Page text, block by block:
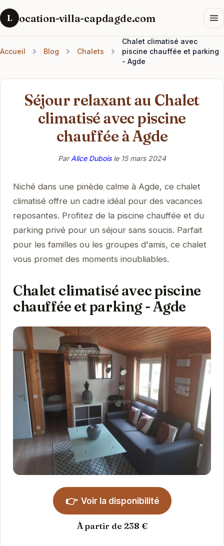
L ocation-villa-capdagde.com
Accueil Blog Chalets
Chalet climatisé avec
piscine chauffée et parking
- Agde
Séjour relaxant au Chalet
climatisé avec piscine
chauffée à Agde
ParAlice Duboisle 15 mars 2024
Niché dans une pinède calme à Agde, ce chalet
climatisé offre un cadre idéal pour des vacances
reposantes. Profitez de la piscine chauffée et du
parking privé pour un séjour sans soucis. Parfait
pour les familles ou les groupes d'amis, ce chalet
vous promet des moments inoubliables.
Chalet climatisé avec piscine
chauffée et parking - Agde
👉 Voir la disponibilité
À partir de 238 €